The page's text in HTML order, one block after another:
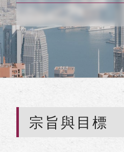
宗旨與目標